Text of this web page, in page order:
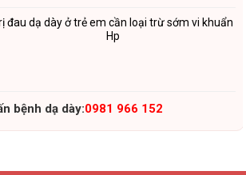
đau dạ dày ở trẻ em cần loại trừ sớm vi khuẩn
Hp
bệnh dạ dày:0981 966 152